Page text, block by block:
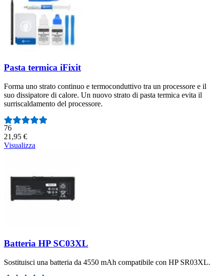
Pasta termica iFixit
Forma uno strato continuo e termoconduttivo tra un processore e il
suo dissipatore di calore. Un nuovo strato di pasta termica evita il
surriscaldamento del processore.
Numero di recensioni:
76
21,95 €
Visualizza
Batteria HP SC03XL
Sostituisci una batteria da 4550 mAh compatibile con HP SR03XL.